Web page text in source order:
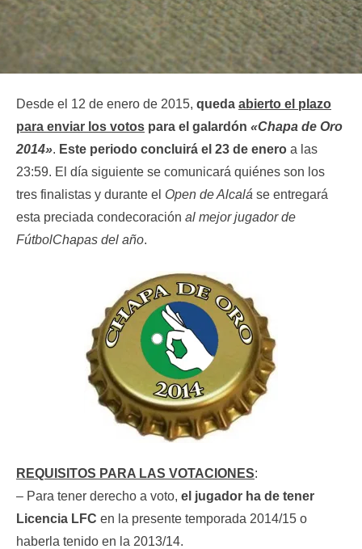
Desde el 12 de enero de 2015, queda abierto el plazo
para enviar los votos para el galardón «Chapa de Oro
2014». Este periodo concluirá el 23 de enero a las
23:59. El día siguiente se comunicará quiénes son los
tres finalistas y durante el Open de Alcalá se entregará
esta preciada condecoración al mejor jugador de
FútbolChapas del año.
REQUISITOS PARA LAS VOTACIONES:
– Para tener derecho a voto, el jugador ha de tener
Licencia LFC en la presente temporada 2014/15 o
haberla tenido en la 2013/14.